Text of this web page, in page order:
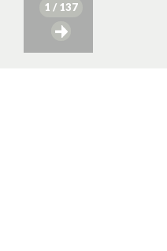
1 / 137